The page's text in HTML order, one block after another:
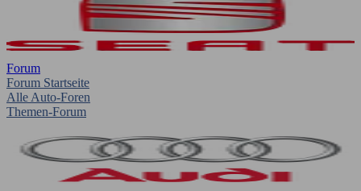
Forum
Forum Startseite
Alle Auto-Foren
Themen-Forum